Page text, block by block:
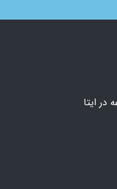
مسجد شهید بهشتی (ره) مجموعه
ایتا